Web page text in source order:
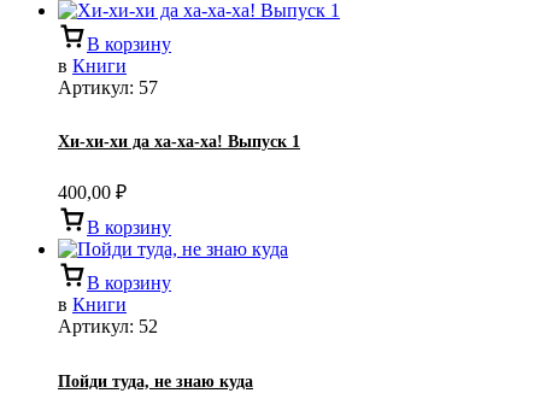
В корзину
в Книги
Артикул: 57
Хи-хи-хи да ха-ха-ха! Выпуск 1
400,00 ₽
В корзину
В корзину
в Книги
Артикул: 52
Пойди туда, не знаю куда